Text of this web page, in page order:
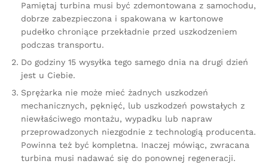
Pamiętaj turbina musi być zdemontowana z samochodu,
dobrze zabezpieczona i spakowana w kartonowe
pudełko chroniące przekładnie przed uszkodzeniem
podczas transportu.
Do godziny 15 wysyłka tego samego dnia na drugi dzień
jest u Ciebie.
Sprężarka nie może mieć żadnych uszkodzeń
mechanicznych, pęknięć, lub uszkodzeń powstałych z
niewłaściwego montażu, wypadku lub napraw
przeprowadzonych niezgodnie z technologią producenta.
Powinna też być kompletna. Inaczej mówiąc, zwracana
turbina musi nadawać się do ponownej regeneracji.